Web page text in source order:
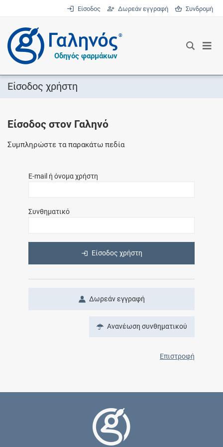
Είσοδος Δωρεάν εγγραφή Συνδρομή
®
Οδηγός φαρμάκων
Είσοδος χρήστη
Είσοδος στον Γαληνό
Συμπληρώστε τα παρακάτω πεδία
E-mail ή όνομα χρήστη
Συνθηματικό
Είσοδος χρήστη
Δωρεάν εγγραφή
Ανανέωση συνθηματικού
Επιστροφή